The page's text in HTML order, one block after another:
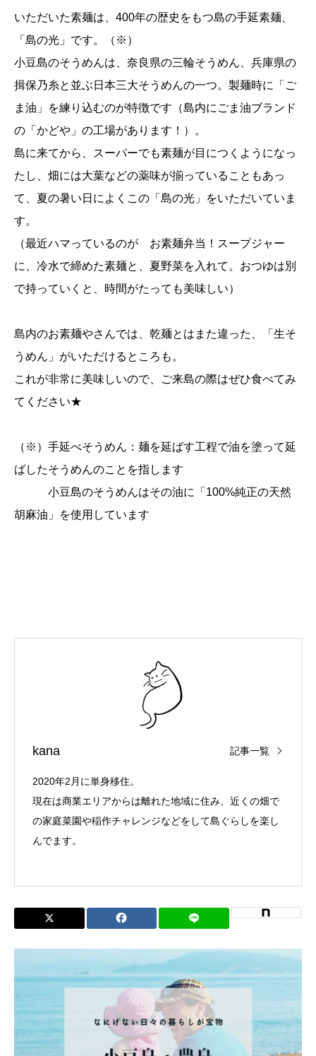
いただいた素麺は、400年の歴史をもつ島の手延素麺、
「島の光」です。（※）
小豆島のそうめんは、奈良県の三輪そうめん、兵庫県の
揖保乃糸と並ぶ日本三大そうめんの一つ。製麺時に「ご
ま油」を練り込むのが特徴です（島内にごま油ブランド
の「かどや」の工場があります！）。
島に来てから、スーパーでも素麺が目につくようになっ
たし、畑には大葉などの薬味が揃っていることもあっ
て、夏の暑い日によくこの「島の光」をいただいていま
す。
（最近ハマっているのが お素麺弁当！スープジャー
に、冷水で締めた素麺と、夏野菜を入れて。おつゆは別
で持っていくと、時間がたっても美味しい）
島内のお素麺やさんでは、乾麺とはまた違った、「生そ
うめん」がいただけるところも。
これが非常に美味しいので、ご来島の際はぜひ食べてみ
てください★
（※）手延べそうめん：麺を延ばす工程で油を塗って延
ばしたそうめんのことを指します
小豆島のそうめんはその油に「100%純正の天然
胡麻油」を使用しています
kana 記事一覧
2020年2月に単身移住。
現在は商業エリアからは離れた地域に住み、近くの畑で
の家庭菜園や稲作チャレンジなどをして島ぐらしを楽し
んでます。